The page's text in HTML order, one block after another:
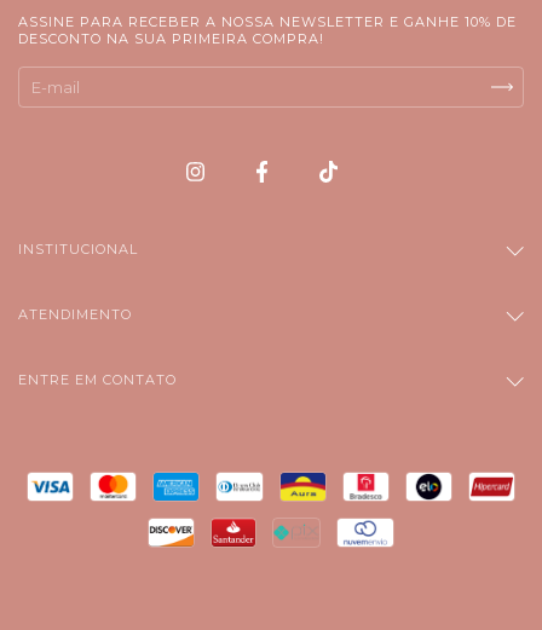
ASSINE PARA RECEBER A NOSSA NEWSLETTER E GANHE 10% DE
DESCONTO NA SUA PRIMEIRA COMPRA!
INSTITUCIONAL
ATENDIMENTO
ENTRE EM CONTATO